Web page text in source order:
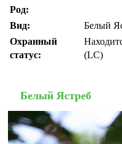
Род:
Вид:
Белый
Охранный
статус:
(LC)
Белый Ястреб